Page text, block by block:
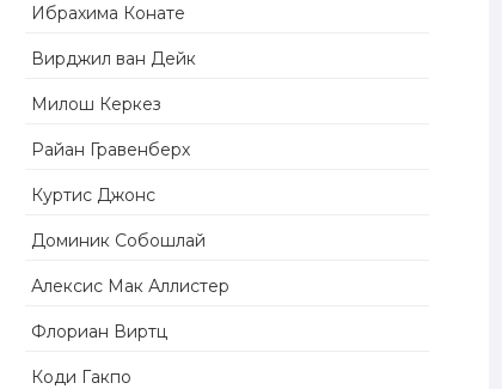
Ибрахима Конате
Вирджил ван Дейк
Милош Керкез
Райан Гравенберх
Куртис Джонс
Доминик Собошлай
Алексис Мак Аллистер
Флориан Виртц
Коди Гакпо